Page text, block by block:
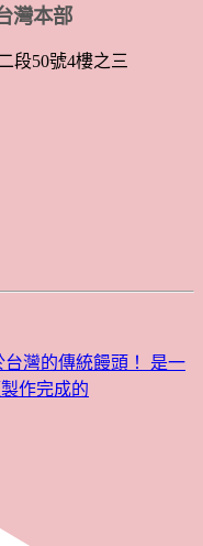
灣本部
段50號4樓之三
灣的傳統饅頭！ 是一
作完成的